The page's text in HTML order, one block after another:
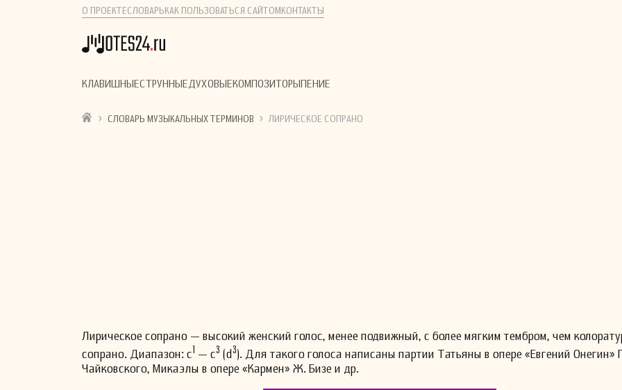
О ПРОЕКТЕСЛОВАРЬ КАК ПОЛЬЗОВАТЬСЯ САЙТОМ КОНТАКТЫ
КЛАВИШНЫЕСТРУННЫЕДУХОВЫЕКОМПОЗИТОРЫ ПЕНИЕ
› СЛОВАРЬ МУЗЫКАЛЬНЫХ ТЕРМИНОВ › ЛИРИЧЕСКОЕ СОПРАНО
Лирическое сопрано — высокий женский голос, менее подвижный, с более мягким тембром, чем
сопрано. Диапазон: с1 — с3 (d3). Для такого голоса написаны партии Татьяны в опере «Евгений Онегин»
Чайковского, Микаэлы в опере «Кармен» Ж. Бизе и др.